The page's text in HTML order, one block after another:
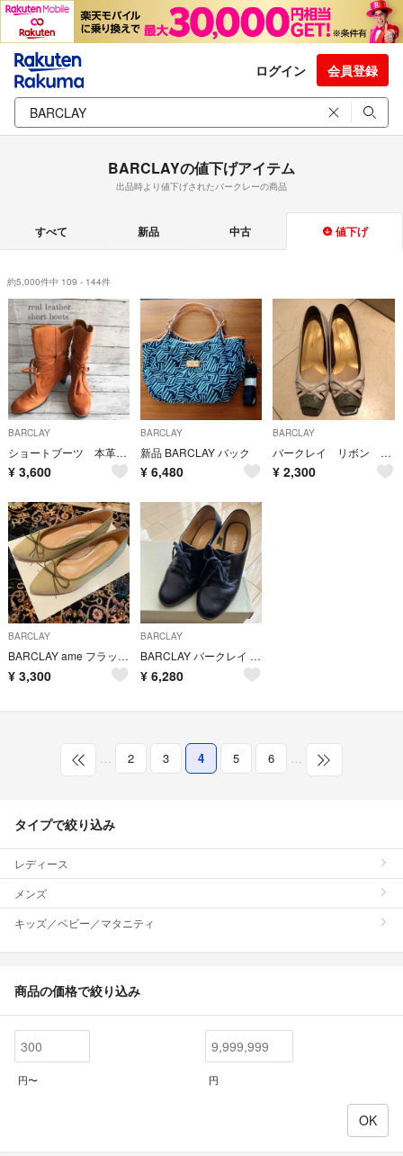
ログイン 会員登録
BARCLAYの値下げアイテム
出品時より値下げされたバークレーの商品
すべて 新品 中古 値下げ
約5,000件中 109 - 144件
BARCLAY
ショートブーツ 本革 2way リボン リアルレザー
¥ 3,600
BARCLAY
新品 BARCLAY バック
¥ 6,480
BARCLAY
バークレイ リボン パンプス 23.5 EE
¥ 2,300
BARCLAY
BARCLAY ame フラットシューズ
¥ 3,300
BARCLAY
BARCLAY バークレイ パンプス 22cm
¥ 6,280
… 2 3 4 5 6 …
タイプで絞り込み
レディース
メンズ
キッズ／ベビー／マタニティ
商品の価格で絞り込み
円〜 円